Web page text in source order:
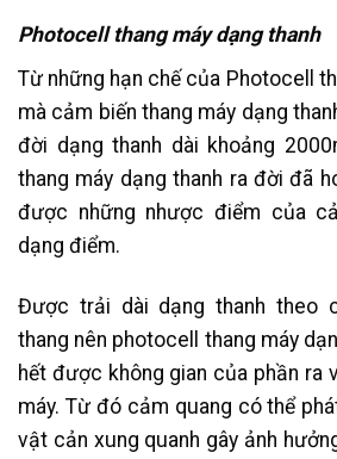
Photocell thang máy dạng thanh
Từ những hạn chế của Photocell
mà cảm biến thang máy dạng
đời dạng thanh dài khoảng
thang máy dạng thanh ra đời đã
được những nhược điểm của
dạng điểm.
Được trải dài dạng thanh theo
thang nên photocell thang máy
hết được không gian của phần ra
máy. Từ đó cảm quang có thể
vật cản xung quanh gây ảnh